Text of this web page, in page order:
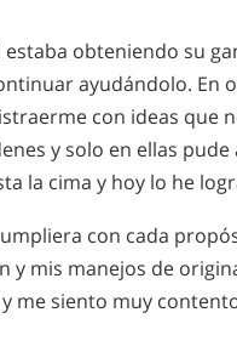
obteniendo su
ayudándolo. En
con ideas que
y solo en ellas pude
la cima y hoy lo he
con cada
y mis manejos de
me siento muy